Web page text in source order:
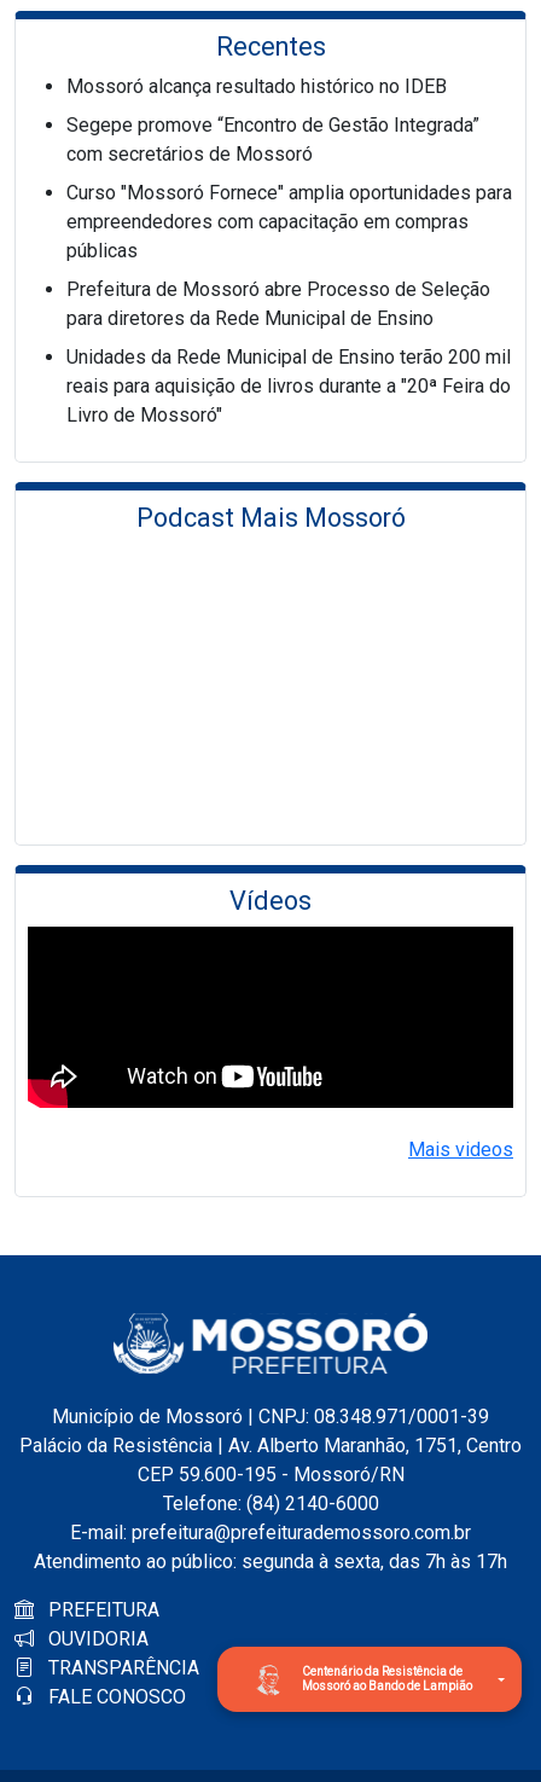
Centenário da Resistência de
Mossoró ao Bando de Lampião
Recentes
Mossoró alcança resultado histórico no IDEB
Segepe promove “Encontro de Gestão Integrada”
com secretários de Mossoró
Curso "Mossoró Fornece" amplia oportunidades para
empreendedores com capacitação em compras
públicas
Prefeitura de Mossoró abre Processo de Seleção
para diretores da Rede Municipal de Ensino
Unidades da Rede Municipal de Ensino terão 200 mil
reais para aquisição de livros durante a "20ª Feira do
Livro de Mossoró"
Podcast Mais Mossoró
Vídeos
Mais videos
Município de Mossoró | CNPJ: 08.348.971/0001-39
Palácio da Resistência | Av. Alberto Maranhão, 1751, Centro
CEP 59.600-195 - Mossoró/RN
Telefone: (84) 2140-6000
E-mail: prefeitura@prefeiturademossoro.com.br
Atendimento ao público: segunda à sexta, das 7h às 17h
PREFEITURA
OUVIDORIA
TRANSPARÊNCIA
FALE CONOSCO